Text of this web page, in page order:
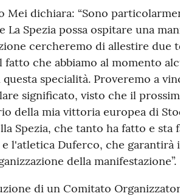
Mei dichiara: “Sono
Spezia possa ospitare una
cercheremo di allestire due
che abbiamo al momento
specialità. Proveremo a
significato, visto che il
della mia vittoria europea di
Spezia, che tanto ha fatto e sta
l'atletica Duferco, che garantirà
della manifestazione”.
di un Comitato